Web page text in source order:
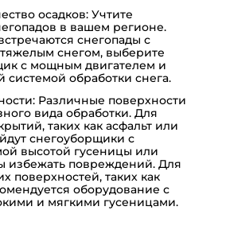
осадков: Учтите
в вашем регионе.
снегопады с
снегом, выберите
с мощным двигателем и
системой обработки снега.
Различные поверхности
вида обработки. Для
таких как асфальт или
снегоуборщики с
высотой гусеницы или
избежать повреждений. Для
поверхностей, таких как
оборудование с
и мягкими гусеницами.